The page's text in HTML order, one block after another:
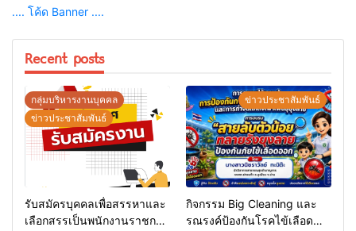
.... โค้ด Banner ....
Recent posts
กลุ่มบริหารงานบุคคล
ข่าวประชาสัมพันธ์
รับสมัครบุคคลเพื่อสรรหาและ
เลือกสรรเป็นพนักงานราชการ
ข่าวประชาสัมพันธ์
กิจกรรม Big Cleaning และ
รณรงค์ป้องกันโรคไข้เลือด